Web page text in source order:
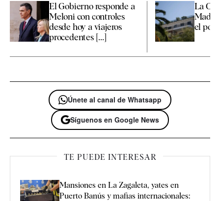
El Gobierno responde a
Meloni con controles
desde hoy a viajeros
procedentes [...]
La
el
Únete al canal de Whatsapp
Síguenos en Google News
TE PUEDE INTERESAR
Mansiones en La Zagaleta, yates en
Puerto Banús y mafias internacionales: